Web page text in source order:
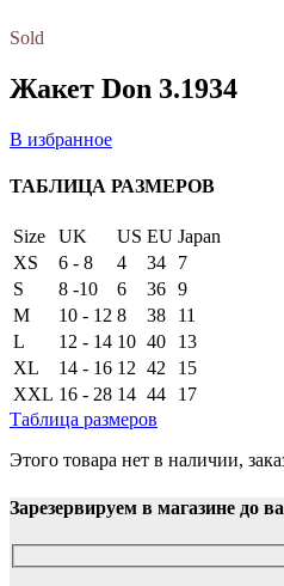
Sold
Жакет Don 3.1934
В избранное
ТАБЛИЦА РАЗМЕРОВ
Size UK US EU Japan
XS
6 - 8 4 34
7
S
8 -10 6 36 9
M
10 - 12 8 38
11
L
12 - 14 10 40
13
XL
14 - 16 12 42
15
XXL 16 - 28 14 44
17
Таблица размеров
Этого товара нет в наличии,
Зарезервируем в магазине до